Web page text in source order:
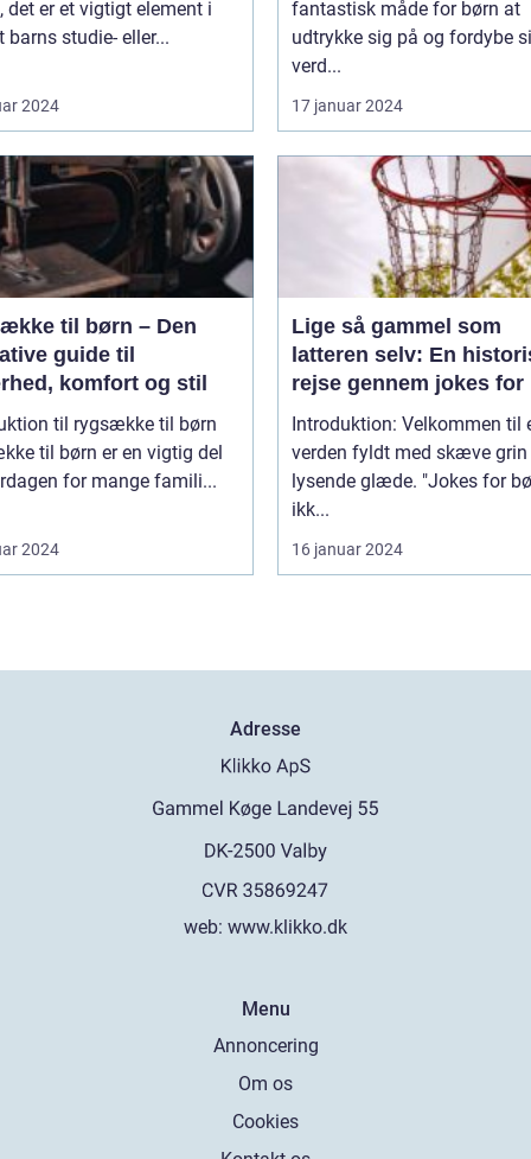
det er et vigtigt element i
barns studie- eller...
2024
fantastisk måde for børn at
udtrykke sig på og fordybe
verd...
17 januar 2024
til børn – Den
guide til
komfort og stil
til rygsække til børn
til børn er en vigtig del
for mange famili...
2024
Lige så gammel som
latteren selv: En
rejse gennem jokes for
Introduktion: Velkommen til
verden fyldt med skæve grin
lysende glæde. "Jokes for
ikk...
16 januar 2024
Adresse
web: www.klikko.dk
Menu
Annoncering
Om os
Cookies